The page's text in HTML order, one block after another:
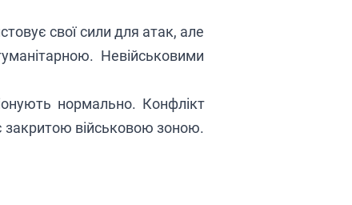
свої сили для атак, але
Невійськовими
нормально. Конфлікт
закритою військовою зоною.